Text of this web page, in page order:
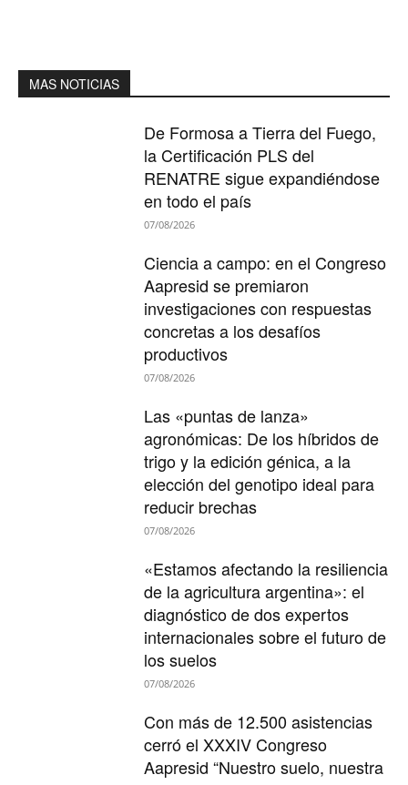
MAS NOTICIAS
De Formosa a Tierra del Fuego,
la Certificación PLS del
RENATRE sigue expandiéndose
en todo el país
07/08/2026
Ciencia a campo: en el Congreso
Aapresid se premiaron
investigaciones con respuestas
concretas a los desafíos
productivos
07/08/2026
Las «puntas de lanza»
agronómicas: De los híbridos de
trigo y la edición génica, a la
elección del genotipo ideal para
reducir brechas
07/08/2026
«Estamos afectando la resiliencia
de la agricultura argentina»: el
diagnóstico de dos expertos
internacionales sobre el futuro de
los suelos
07/08/2026
Con más de 12.500 asistencias
cerró el XXXIV Congreso
Aapresid “Nuestro suelo, nuestra